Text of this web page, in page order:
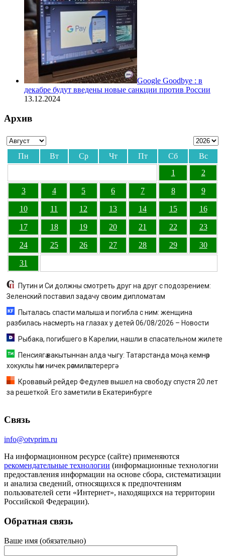
Google Goodbye : в
декабре будут введены новые санкции против России
13.12.2024
Архив
Пн Вт Ср Чт Пт Сб
Вс
1
2
3 4 5 6 7 8 9
10 11 12 13 14 15 16
17 18 19 20 21 22 23
24 25 26 27 28 29 30
31
Путин и Си должны смотреть друг на друг с подозрением:
Зеленский поставил задачу своим дипломатам
Пыталась спасти малыша и погибла с ним: женщина
разбилась насмерть на глазах у детей 06/08/2026 – Новости
Рыбака, погибшего в Карелии, нашли в спасательном жилете
Пенсиягә вакытыннан алда чыгу: Татарстанда моңа кемнәр
хокуклы һәм ничек рәсмиләштерергә
Кровавый рейдер Федулев вышел на свободу спустя 20 лет
за решеткой. Его заметили в Екатеринбурге
Связь
info@otvprim.ru
На информационном ресурсе (сайте) применяются
рекомендательные технологии (информационные технологии
предоставления информации на основе сбора, систематизации
и анализа сведений, относящихся к предпочтениям
пользователей сети «Интернет», находящихся на территории
Российской Федерации).
Обратная связь
Ваше имя (обязательно)